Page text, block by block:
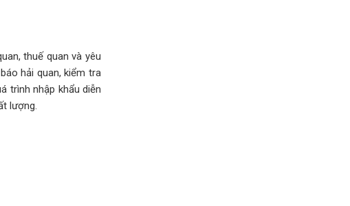
thuế quan và yêu
hải quan, kiểm tra
trình nhập khẩu diễn
lượng.